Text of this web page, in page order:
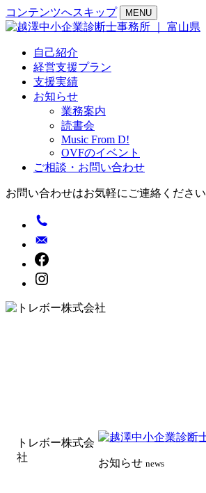
コンテンツへスキップ MENU
自己紹介
経営支援プラン
支援実績
お知らせ
業務案内
読書会
Music From D!
OVFのイベント
ご相談・お問い合わせ
お問い合わせはお気軽にご連絡ください
トレボー株式会
社
お知らせ news